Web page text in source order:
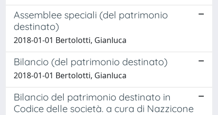
Assemblee speciali (del patrimonio
destinato)
2018-01-01 Bertolotti, Gianluca
Bilancio (del patrimonio destinato)
2018-01-01 Bertolotti, Gianluca
Bilancio del patrimonio destinato in
Codice delle società. a cura di Nazzicone